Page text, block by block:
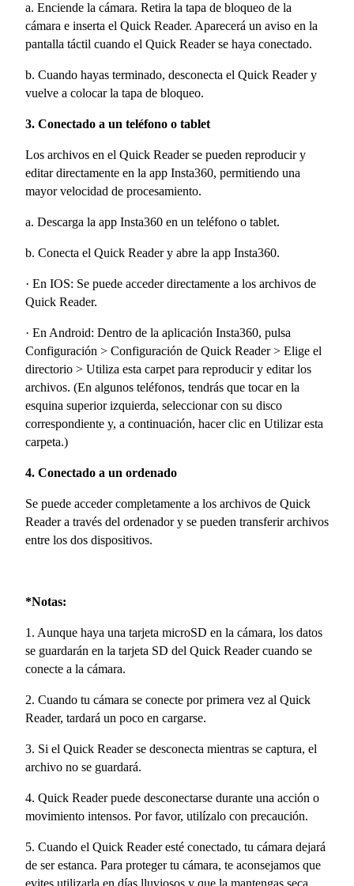
a. Enciende la cámara. Retira la tapa de bloqueo de la
cámara e inserta el Quick Reader. Aparecerá un aviso en la
pantalla táctil cuando el Quick Reader se haya conectado.
b. Cuando hayas terminado, desconecta el Quick Reader y
vuelve a colocar la tapa de bloqueo.
3. Conectado a un teléfono o tablet
Los archivos en el Quick Reader se pueden reproducir y
editar directamente en la app Insta360, permitiendo una
mayor velocidad de procesamiento.
a. Descarga la app Insta360 en un teléfono o tablet.
b. Conecta el Quick Reader y abre la app Insta360.
· En IOS: Se puede acceder directamente a los archivos de
Quick Reader.
· En Android: Dentro de la aplicación Insta360, pulsa
Configuración > Configuración de Quick Reader > Elige el
directorio > Utiliza esta carpet para reproducir y editar los
archivos. (En algunos teléfonos, tendrás que tocar en la
esquina superior izquierda, seleccionar con su disco
correspondiente y, a continuación, hacer clic en Utilizar esta
carpeta.)
4. Conectado a un ordenado
Se puede acceder completamente a los archivos de Quick
Reader a través del ordenador y se pueden transferir archivos
entre los dos dispositivos.
*Notas:
1. Aunque haya una tarjeta microSD en la cámara, los datos
se guardarán en la tarjeta SD del Quick Reader cuando se
conecte a la cámara.
2. Cuando tu cámara se conecte por primera vez al Quick
Reader, tardará un poco en cargarse.
3. Si el Quick Reader se desconecta mientras se captura, el
archivo no se guardará.
4. Quick Reader puede desconectarse durante una acción o
movimiento intensos. Por favor, utilízalo con precaución.
5. Cuando el Quick Reader esté conectado, tu cámara dejará
de ser estanca. Para proteger tu cámara, te aconsejamos que
evites utilizarla en días lluviosos y que la mantengas seca.